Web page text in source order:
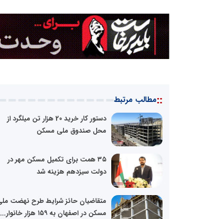
::مطالب مرتبط
دستور کار خرید 20 هزار تن میلگرد از
محل صندوق ملی مسکن
۳۵ همت برای تکمیل مسکن مهر در
دولت سیزدهم هزینه شد
متقاضیان حائز شرایط طرح نهضت
مسکن در اصفهان به ۱۵۹ هزار خانوار...